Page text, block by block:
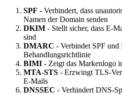
SPF - Verhindert, dass
Namen der Domain senden
DKIM - Stellt sicher, dass E-
sind
DMARC - Verbindet SPF
Behandlungsrichtlinie
BIMI - Zeigt das Markenlogo
MTA-STS - Erzwingt TLS-
E-Mails
DNSSEC - Verhindert DNS-